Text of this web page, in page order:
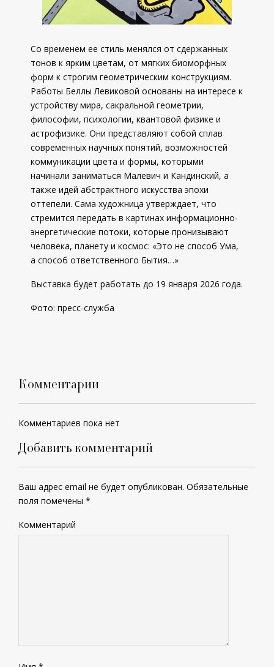
Со временем ее стиль менялся от сдержанных
тонов к ярким цветам, от мягких биоморфных
форм к строгим геометрическим конструкциям.
Работы Беллы Левиковой основаны на интересе к
устройству мира, сакральной геометрии,
философии, психологии, квантовой физике и
астрофизике. Они представляют собой сплав
современных научных понятий, возможностей
коммуникации цвета и формы, которыми
начинали заниматься Малевич и Кандинский, а
также идей абстрактного искусства эпохи
оттепели. Сама художница утверждает, что
стремится передать в картинах информационно-
энергетические потоки, которые пронизывают
человека, планету и космос: «Это не способ Ума,
а способ ответственного Бытия…»
Выставка будет работать до 19 января 2026 года.
Фото: пресс-служба
Комментарии
Комментариев пока нет
Добавить комментарий
Ваш адрес email не будет опубликован. Обязательные
поля помечены *
Комментарий